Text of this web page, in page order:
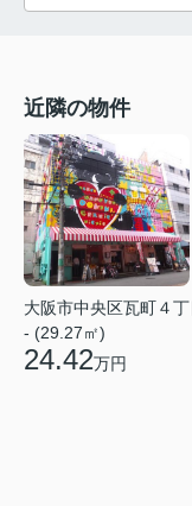
近隣の物件
大阪市中央区瓦町４丁
- (29.27㎡)
24.42万円